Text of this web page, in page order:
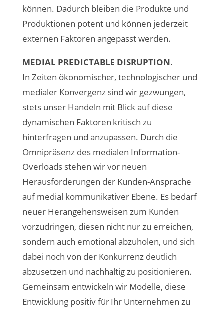
können. Dadurch bleiben die Produkte und
Produktionen potent und können jederzeit
externen Faktoren angepasst werden.
MEDIAL PREDICTABLE DISRUPTION.
In Zeiten ökonomischer, technologischer und
medialer Konvergenz sind wir gezwungen,
stets unser Handeln mit Blick auf diese
dynamischen Faktoren kritisch zu
hinterfragen und anzupassen. Durch die
Omnipräsenz des medialen Information-
Overloads stehen wir vor neuen
Herausforderungen der Kunden-Ansprache
auf medial kommunikativer Ebene. Es bedarf
neuer Herangehensweisen zum Kunden
vorzudringen, diesen nicht nur zu erreichen,
sondern auch emotional abzuholen, und sich
dabei noch von der Konkurrenz deutlich
abzusetzen und nachhaltig zu positionieren.
Gemeinsam entwickeln wir Modelle, diese
Entwicklung positiv für Ihr Unternehmen zu